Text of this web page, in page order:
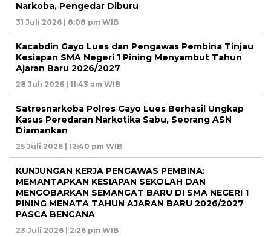
Narkoba, Pengedar Diburu
31 Juli 2026 | 8:08 pm WIB
Kacabdin Gayo Lues dan Pengawas Pembina Tinjau
Kesiapan SMA Negeri 1 Pining Menyambut Tahun
Ajaran Baru 2026/2027
28 Juli 2026 | 11:43 am WIB
Satresnarkoba Polres Gayo Lues Berhasil Ungkap
Kasus Peredaran Narkotika Sabu, Seorang ASN
Diamankan
25 Juli 2026 | 12:40 pm WIB
KUNJUNGAN KERJA PENGAWAS PEMBINA:
MEMANTAPKAN KESIAPAN SEKOLAH DAN
MENGOBARKAN SEMANGAT BARU DI SMA NEGERI 1
PINING MENATA TAHUN AJARAN BARU 2026/2027
PASCA BENCANA
23 Juli 2026 | 2:26 pm WIB